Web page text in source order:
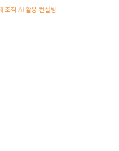
조직 AI 활용 컨설팅